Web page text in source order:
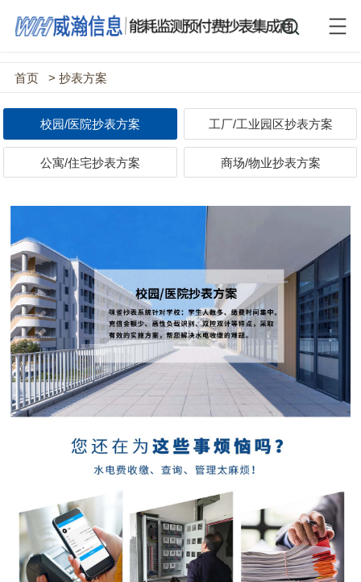
首页 > 抄表方案
校园/医院抄表方案 工厂/工业园区抄表方案
公寓/住宅抄表方案 商场/物业抄表方案